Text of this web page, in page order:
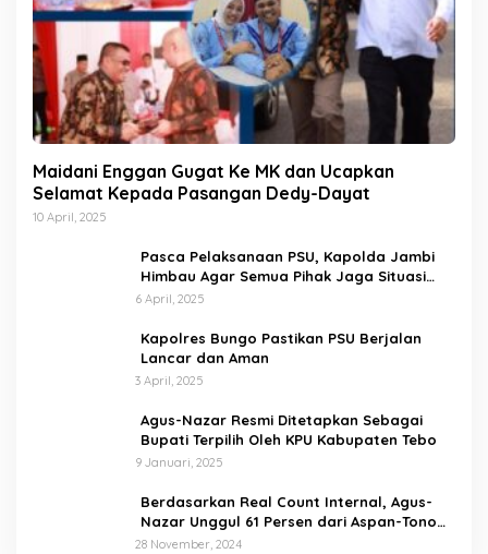
Maidani Enggan Gugat Ke MK dan Ucapkan
Selamat Kepada Pasangan Dedy-Dayat
10 April, 2025
Pasca Pelaksanaan PSU, Kapolda Jambi
Himbau Agar Semua Pihak Jaga Situasi
Kamtibmas
6 April, 2025
Kapolres Bungo Pastikan PSU Berjalan
Lancar dan Aman
3 April, 2025
Agus-Nazar Resmi Ditetapkan Sebagai
Bupati Terpilih Oleh KPU Kabupaten Tebo
9 Januari, 2025
Berdasarkan Real Count Internal, Agus-
Nazar Unggul 61 Persen dari Aspan-Tono
Hanya 39 Persen
28 November, 2024